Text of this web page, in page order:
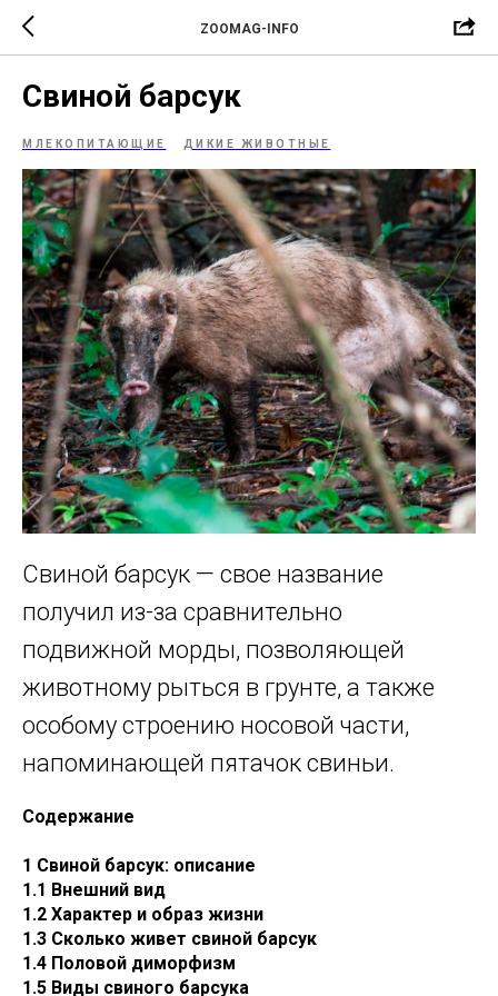
ZOOMAG-INFO
Свиной барсук
МЛЕКОПИТАЮЩИЕ ДИКИЕ ЖИВОТНЫЕ
Свиной барсук — свое название
получил из-за сравнительно
подвижной морды, позволяющей
животному рыться в грунте, а также
особому строению носовой части,
напоминающей пятачок свиньи.
Содержание
1 Свиной барсук: описание
1.1 Внешний вид
1.2 Характер и образ жизни
1.3 Сколько живет свиной барсук
1.4 Половой диморфизм
1.5 Виды свиного барсука